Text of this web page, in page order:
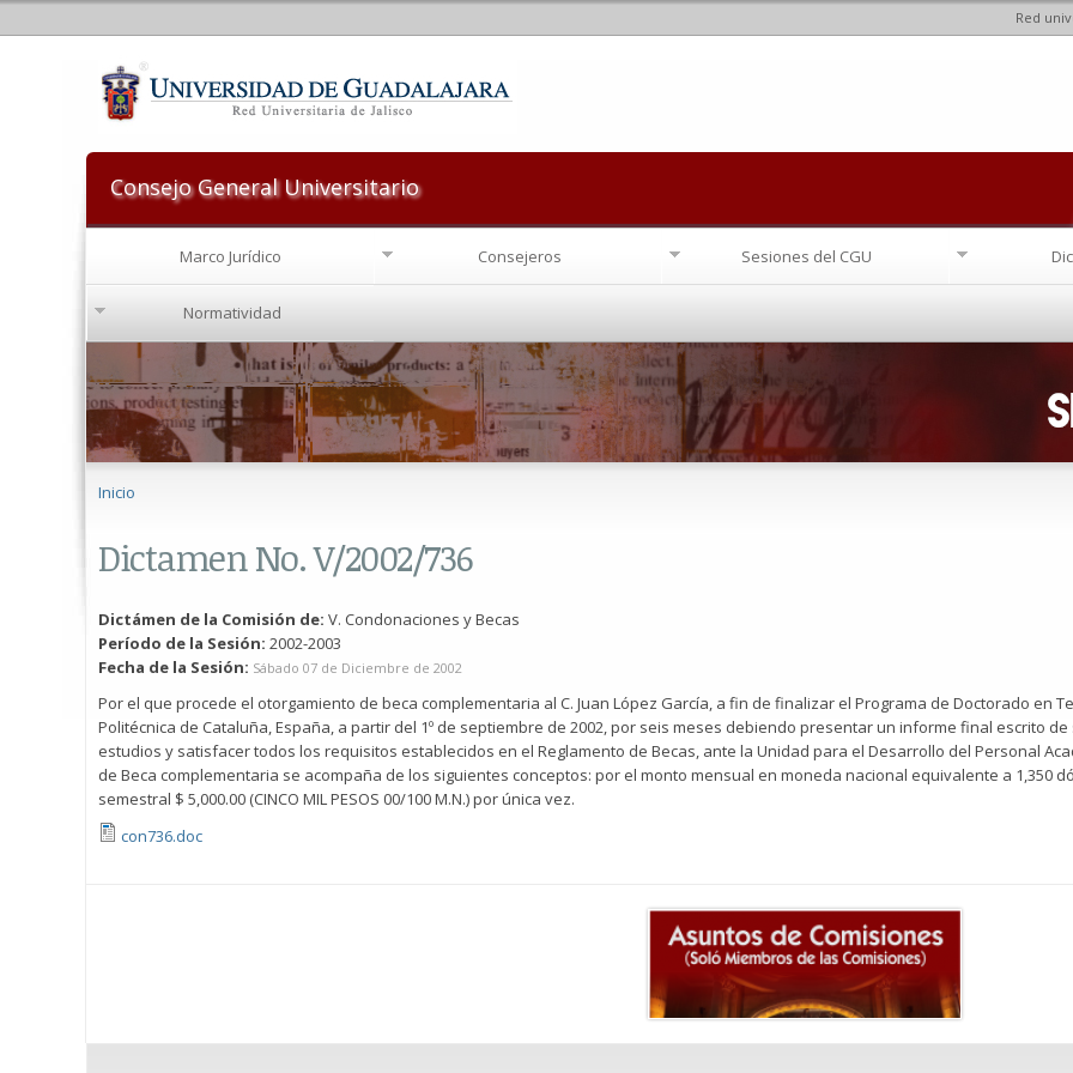
Red
Consejo General Universitario
Marco Jurídico Consejeros Sesiones del CGU
Normatividad
Inicio
Dictamen No. V/2002/736
Dictámen de la Comisión de: V. Condonaciones y Becas
Período de la Sesión: 2002-2003
Fecha de la Sesión: Sábado 07 de Diciembre de 2002
Por el que procede el otorgamiento de beca complementaria al C. Juan López García, a fin de finalizar el Programa de Doctorado en
Politécnica de Cataluña, España, a partir del 1º de septiembre de 2002, por seis meses debiendo presentar un informe final escrito
estudios y satisfacer todos los requisitos establecidos en el Reglamento de Becas, ante la Unidad para el Desarrollo del Personal
de Beca complementaria se acompaña de los siguientes conceptos: por el monto mensual en moneda nacional equivalente a 1,350
semestral $ 5,000.00 (CINCO MIL PESOS 00/100 M.N.) por única vez.
con736.doc